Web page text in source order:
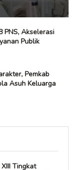
PNS, Akselerasi
Publik
Pemkab
Asuh Keluarga
Tingkat